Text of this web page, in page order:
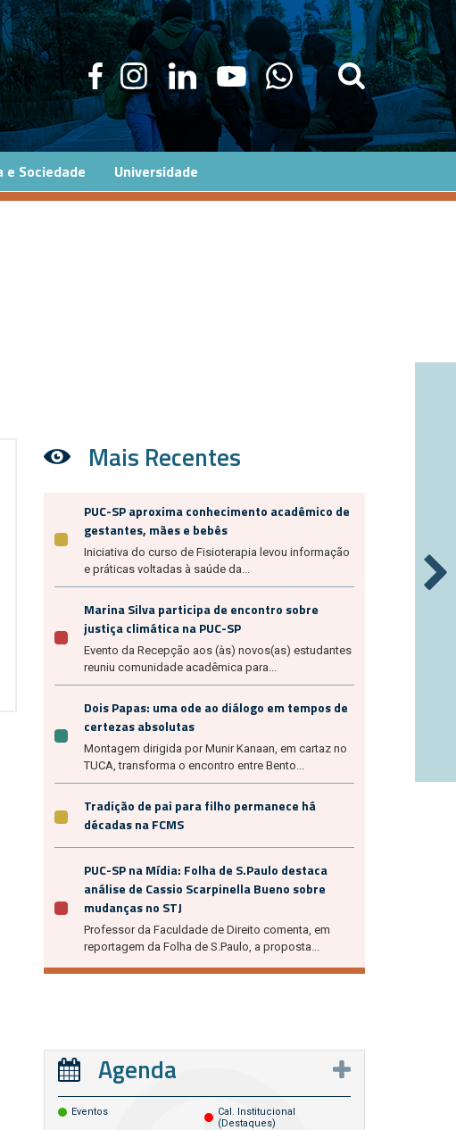
e Sociedade Universidade
Mais Recentes
PUC-SP aproxima conhecimento acadêmico de
gestantes, mães e bebês
Iniciativa do curso de Fisioterapia levou informação
e práticas voltadas à saúde da...
Marina Silva participa de encontro sobre
justiça climática na PUC-SP
Evento da Recepção aos (às) novos(as) estudantes
reuniu comunidade acadêmica para...
Dois Papas: uma ode ao diálogo em tempos de
certezas absolutas
Montagem dirigida por Munir Kanaan, em cartaz no
TUCA, transforma o encontro entre Bento...
Tradição de pai para filho permanece há
décadas na FCMS
PUC-SP na Mídia: Folha de S.Paulo destaca
análise de Cassio Scarpinella Bueno sobre
mudanças no STJ
Professor da Faculdade de Direito comenta, em
reportagem da Folha de S.Paulo, a proposta...
Agenda
Eventos
Cal. Institucional
(destaques)